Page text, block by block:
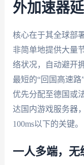
外加速器
核心在于其全球部
非简单地提供大量
络状况，自动避开
最短的“回国高速
优先分配至德国或
达国内游戏服务器
100ms以下的关键。
一人多端，无